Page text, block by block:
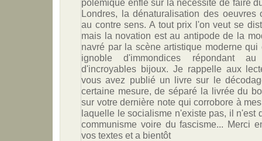
polémique enfle sur la nécessité de faire
Londres, la dénaturalisation des oeuvres
au contre sens. A tout prix l'on veut se
mais la novation est au antipode de la
navré par la scène artistique moderne
ignoble d'immondices répondant
d'incroyables bijoux. Je rappelle aux
vous avez publié un livre sur le
certaine mesure, de séparé la livrée du
sur votre dernière note qui corrobore à
laquelle le socialisme n'existe pas, il n'est
communisme voire du fascisme... Merci
vos textes et a bientôt